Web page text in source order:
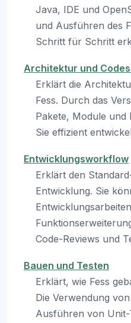
Java, IDE und
und Ausführen des
Schritt für Schritt
Architektur und
Erklärt die
Fess. Durch das
Pakete, Module
Sie effizient
Entwicklungsworkflow
Erklärt den
Entwicklung. Sie
Code-Reviews und
Bauen und Testen
Erklärt, wie Fess
Die Verwendung
Ausführen von Unit-